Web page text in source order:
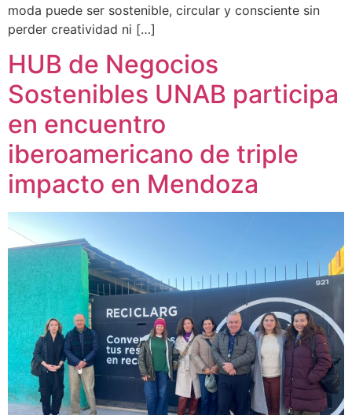
moda puede ser sostenible, circular y consciente sin
perder creatividad ni […]
HUB de Negocios
Sostenibles UNAB participa
en encuentro
iberoamericano de triple
impacto en Mendoza